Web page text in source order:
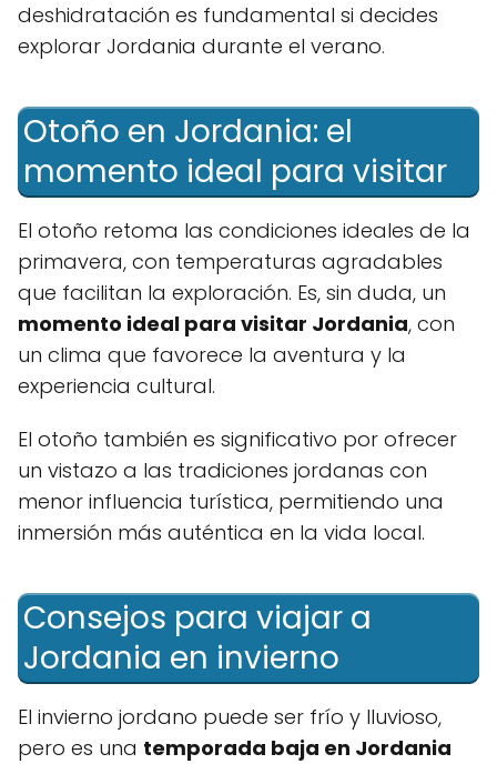
deshidratación es fundamental si decides
explorar Jordania durante el verano.
Otoño en Jordania: el
momento ideal para visitar
El otoño retoma las condiciones ideales de la
primavera, con temperaturas agradables
que facilitan la exploración. Es, sin duda, un
momento ideal para visitar Jordania, con
un clima que favorece la aventura y la
experiencia cultural.
El otoño también es significativo por ofrecer
un vistazo a las tradiciones jordanas con
menor influencia turística, permitiendo una
inmersión más auténtica en la vida local.
Consejos para viajar a
Jordania en invierno
El invierno jordano puede ser frío y lluvioso,
pero es una temporada baja en Jordania